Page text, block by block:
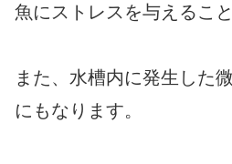
魚にストレスを与えるこ
また、水槽内に発生した
にもなります。